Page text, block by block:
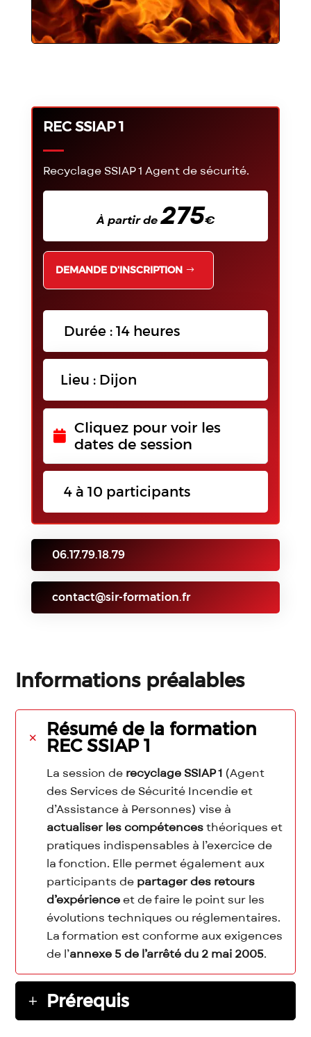
REC SSIAP 1
Recyclage SSIAP 1 Agent de sécurité.
À partir de275€
DEMANDE D'INSCRIPTION
Durée : 14 heures
Lieu : Dijon
Cliquez pour voir les
dates de session
4 à 10 participants
06.17.79.18.79
contact@sir-formation.fr
Informations préalables
Résumé de la formation
REC SSIAP 1
La session de recyclage SSIAP 1 (Agent
des Services de Sécurité Incendie et
d’Assistance à Personnes) vise à
actualiser les compétences théoriques et
pratiques indispensables à l’exercice de
la fonction. Elle permet également aux
participants de partager des retours
d’expérience et de faire le point sur les
évolutions techniques ou réglementaires.
La formation est conforme aux exigences
de l’annexe 5 de l’arrêté du 2 mai 2005.
Prérequis